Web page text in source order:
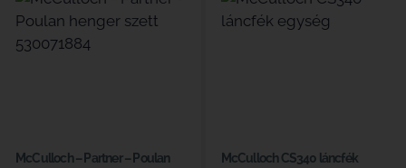
McCulloch – Partner – Poulan
McCulloch CS340 láncfék